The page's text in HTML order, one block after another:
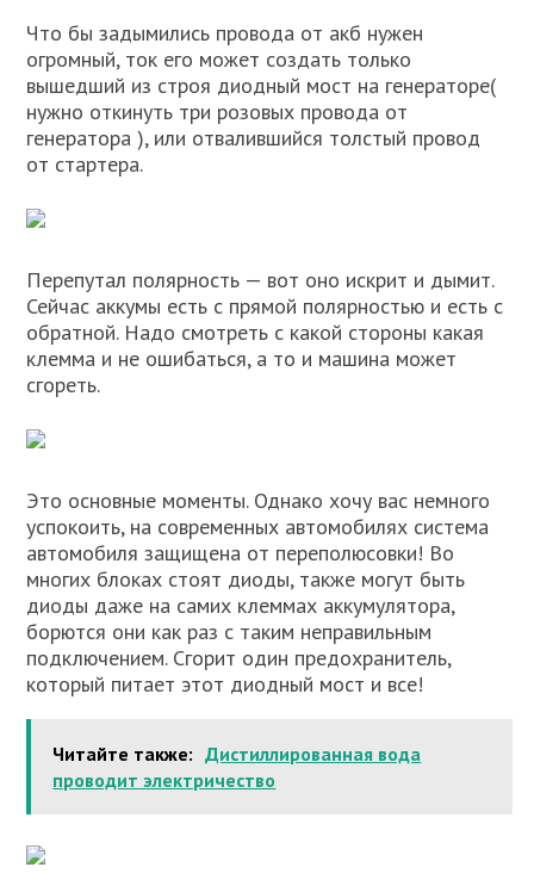
Что бы задымились провода от акб нужен
огромный, ток его может создать только
вышедший из строя диодный мост на генераторе(
нужно откинуть три розовых провода от
генератора ), или отвалившийся толстый провод
от стартера.
Перепутал полярность — вот оно искрит и дымит.
Сейчас аккумы есть с прямой полярностью и есть с
обратной. Надо смотреть с какой стороны какая
клемма и не ошибаться, а то и машина может
сгореть.
Это основные моменты. Однако хочу вас немного
успокоить, на современных автомобилях система
автомобиля защищена от переполюсовки! Во
многих блоках стоят диоды, также могут быть
диоды даже на самих клеммах аккумулятора,
борются они как раз с таким неправильным
подключением. Сгорит один предохранитель,
который питает этот диодный мост и все!
Читайте также: Дистиллированная вода
проводит электричество